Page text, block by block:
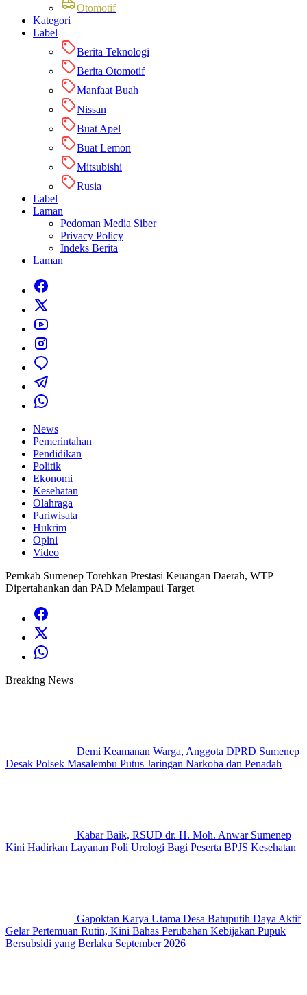
Otomotif
Kategori
Label
Berita Teknologi
Berita Otomotif
Manfaat Buah
Nissan
Buat Apel
Buat Lemon
Mitsubishi
Rusia
Label
Laman
Pedoman Media Siber
Privacy Policy
Indeks Berita
Laman
News
Pemerintahan
Pendidikan
Politik
Ekonomi
Kesehatan
Olahraga
Pariwisata
Hukrim
Opini
Video
Pemkab Sumenep Torehkan Prestasi Keuangan Daerah, WTP
Dipertahankan dan PAD Melampaui Target
Breaking News
Demi Keamanan Warga, Anggota DPRD Sumenep
Desak Polsek Masalembu Putus Jaringan Narkoba dan Penadah
Kabar Baik, RSUD dr. H. Moh. Anwar Sumenep
Kini Hadirkan Layanan Poli Urologi Bagi Peserta BPJS Kesehatan
Gapoktan Karya Utama Desa Batuputih Daya Aktif
Gelar Pertemuan Rutin, Kini Bahas Perubahan Kebijakan Pupuk
Bersubsidi yang Berlaku September 2026